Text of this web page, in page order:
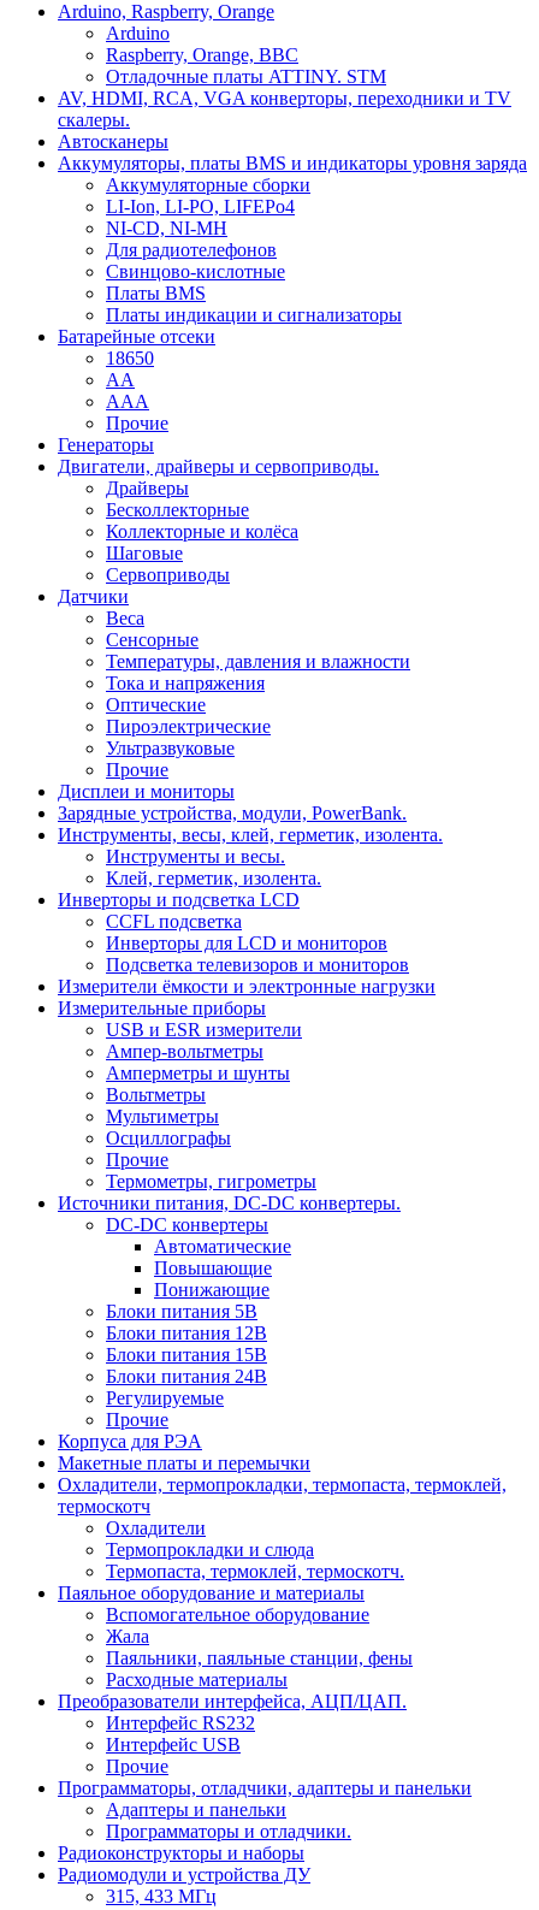
Arduino, Raspberry, Orange
Arduino
Raspberry, Orange, BBC
Отладочные платы ATTINY. STM
AV, HDMI, RCA, VGA конверторы, переходники и TV
скалеры.
Автосканеры
Аккумуляторы, платы BMS и индикаторы уровня заряда
Аккумуляторные сборки
LI-Ion, LI-PO, LIFEPo4
NI-CD, NI-MH
Для радиотелефонов
Свинцово-кислотные
Платы BMS
Платы индикации и сигнализаторы
Батарейные отсеки
18650
AA
AAA
Прочие
Генераторы
Двигатели, драйверы и сервоприводы.
Драйверы
Бесколлекторные
Коллекторные и колёса
Шаговые
Сервоприводы
Датчики
Веса
Сенсорные
Температуры, давления и влажности
Тока и напряжения
Оптические
Пироэлектрические
Ультразвуковые
Прочие
Дисплеи и мониторы
Зарядные устройства, модули, PowerBank.
Инструменты, весы, клей, герметик, изолента.
Инструменты и весы.
Клей, герметик, изолента.
Инверторы и подсветка LCD
CCFL подсветка
Инверторы для LCD и мониторов
Подсветка телевизоров и мониторов
Измерители ёмкости и электронные нагрузки
Измерительные приборы
USB и ESR измерители
Ампер-вольтметры
Амперметры и шунты
Вольтметры
Мультиметры
Осциллографы
Прочие
Термометры, гигрометры
Источники питания, DC-DC конвертеры.
DC-DC конвертеры
Автоматические
Повышающие
Понижающие
Блоки питания 5В
Блоки питания 12В
Блоки питания 15В
Блоки питания 24В
Регулируемые
Прочие
Корпуса для РЭА
Макетные платы и перемычки
Охладители, термопрокладки, термопаста, термоклей,
термоскотч
Охладители
Термопрокладки и слюда
Термопаста, термоклей, термоскотч.
Паяльное оборудование и материалы
Вспомогательное оборудование
Жала
Паяльники, паяльные станции, фены
Расходные материалы
Преобразователи интерфейса, АЦП/ЦАП.
Интерфейс RS232
Интерфейс USB
Прочие
Программаторы, отладчики, адаптеры и панельки
Адаптеры и панельки
Программаторы и отладчики.
Радиоконструкторы и наборы
Радиомодули и устройства ДУ
315, 433 МГц